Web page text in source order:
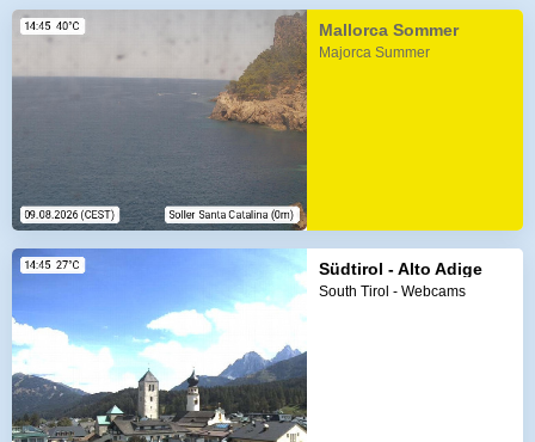
Mallorca Sommer
Majorca Summer
Südtirol - Alto Adige
South Tirol - Webcams